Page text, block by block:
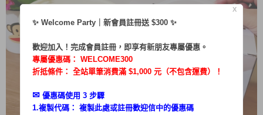
X
✨ Welcome Party｜新會員註冊送 $300 ✨
歡迎加入！完成會員註冊，即享有新朋友專屬優惠。
專屬優惠碼： WELCOME300
折抵條件： 全站單筆消費滿 $1,000 元（不包含運費）！
✉︎ 優惠碼使用 3 步驟
1.複製代碼： 複製此處或註冊歡迎信中的優惠碼